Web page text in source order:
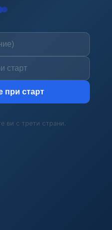
при старт
ви с трети страни.